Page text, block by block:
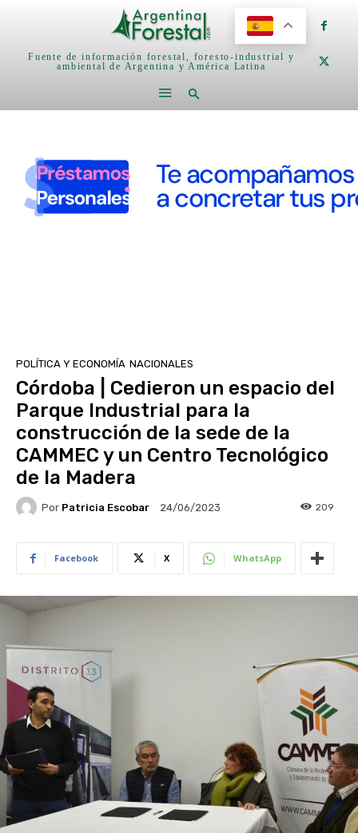
Fuente de información forestal, foresto-industrial y
ambiental de Argentina y América Latina
POLÍTICA Y ECONOMÍA NACIONALES
Córdoba | Cedieron un espacio del
Parque Industrial para la
construcción de la sede de la
CAMMEC y un Centro Tecnológico
de la Madera
Por Patricia Escobar 24/06/2023 209
Facebook X WhatsApp